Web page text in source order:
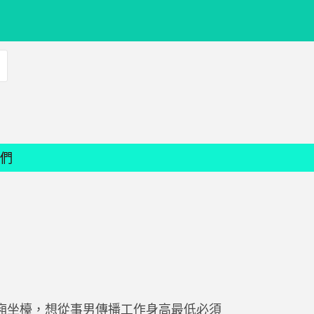
檯，想從事男傳播工作身高最低必須